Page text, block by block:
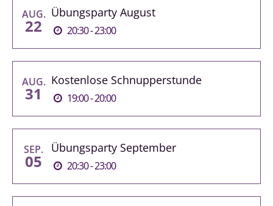
AUG.
22
Übungsparty August
20:30 - 23:00
AUG.
31
Kostenlose Schnupperstunde
19:00 - 20:00
SEP.
05
Übungsparty September
20:30 - 23:00